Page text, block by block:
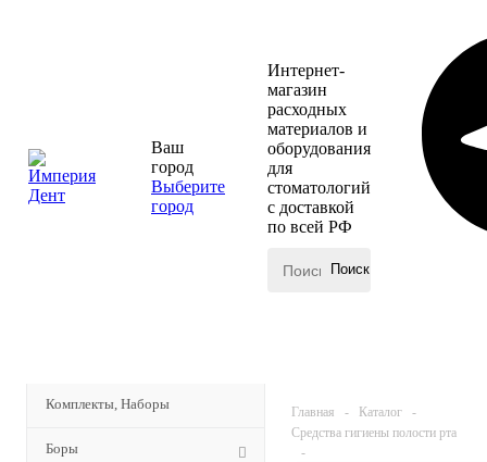
Ваш
город
Выберите
город
Интернет-
магазин
расходных
материалов и
оборудования
для
стоматологий
с доставкой
по всей РФ
Комплекты, Наборы
Боры
Главная - Каталог
-
Средства гигиены полости рта
-